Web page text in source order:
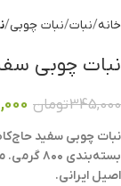
خانه نبات نبات چوبی
نبات چوبی سفید ۸۰۰
345,000تومان
نبات چوبی سفید
اصیل ایرانی.